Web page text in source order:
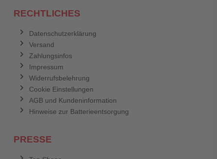
RECHTLICHES
Datenschutzerklärung
Versand
Zahlungsinfos
Impressum
Widerrufsbelehrung
Cookie Einstellungen
AGB und Kundeninformation
Hinweise zur Batterieentsorgung
PRESSE